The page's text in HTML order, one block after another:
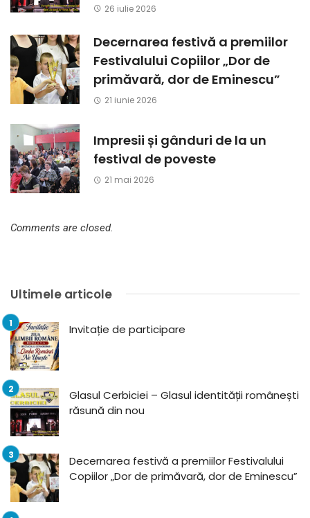
26 iulie 2026
Decernarea festivă a premiilor
Festivalului Copiilor „Dor de
primăvară, dor de Eminescu”
21 iunie 2026
Impresii și gânduri de la un
festival de poveste
21 mai 2026
Comments are closed.
Ultimele articole
Invitație de participare
Glasul Cerbiciei – Glasul identității românești
răsună din nou
Decernarea festivă a premiilor Festivalului
Copiilor „Dor de primăvară, dor de Eminescu”